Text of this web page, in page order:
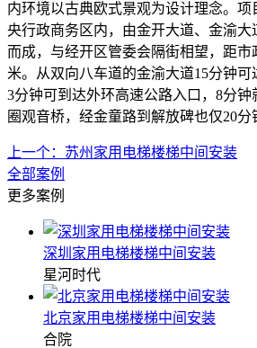
内环境以古典欧式景观为设计理念。项
央行政商务区内，由金开大道、金渝大
而成，与经开区管委会隔街相望，距市
米。从双向八车道的金渝大道15分钟可
3分钟可到达外环高速公路入口，8分钟
圈观音桥，经金童路到解放碑也仅20分
上一个：苏州家用电梯楼梯中间安装
全部案例
更多案例
深圳家用电梯楼梯中间安装
星河时代
北京家用电梯楼梯中间安装
合院